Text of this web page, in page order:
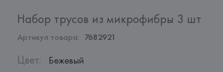
Набор трусов из микрофибры 3 шт
Артикул товара: 7682921
Цвет: Бежевый